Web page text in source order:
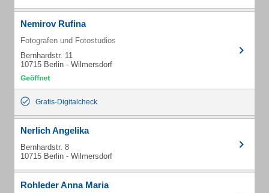
Nemirov Rufina
Fotografen und Fotostudios
Bernhardstr. 11
10715 Berlin - Wilmersdorf
Gratis-Digitalcheck
Nerlich Angelika
Bernhardstr. 8
10715 Berlin - Wilmersdorf
Rohleder Anna Maria